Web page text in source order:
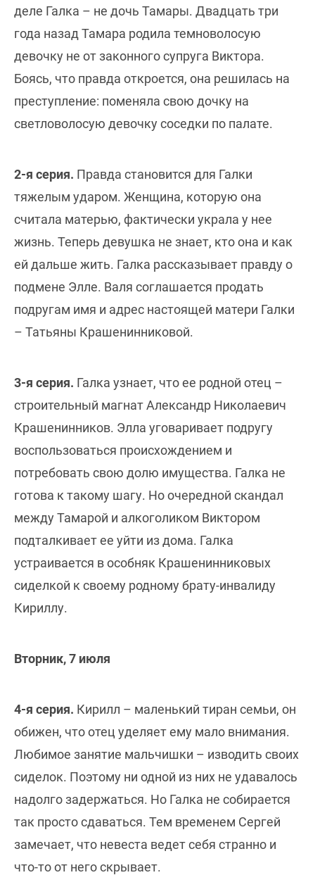
деле Галка – не дочь Тамары. Двадцать три
года назад Тамара родила темноволосую
девочку не от законного супруга Виктора.
Боясь, что правда откроется, она решилась на
преступление: поменяла свою дочку на
светловолосую девочку соседки по палате.
2-я серия. Правда становится для Галки
тяжелым ударом. Женщина, которую она
считала матерью, фактически украла у нее
жизнь. Теперь девушка не знает, кто она и как
ей дальше жить. Галка рассказывает правду о
подмене Элле. Валя соглашается продать
подругам имя и адрес настоящей матери Галки
– Татьяны Крашенинниковой.
3-я серия. Галка узнает, что ее родной отец –
строительный магнат Александр Николаевич
Крашенинников. Элла уговаривает подругу
воспользоваться происхождением и
потребовать свою долю имущества. Галка не
готова к такому шагу. Но очередной скандал
между Тамарой и алкоголиком Виктором
подталкивает ее уйти из дома. Галка
устраивается в особняк Крашенинниковых
сиделкой к своему родному брату-инвалиду
Кириллу.
Вторник, 7 июля
4-я серия. Кирилл – маленький тиран семьи, он
обижен, что отец уделяет ему мало внимания.
Любимое занятие мальчишки – изводить своих
сиделок. Поэтому ни одной из них не удавалось
надолго задержаться. Но Галка не собирается
так просто сдаваться. Тем временем Сергей
замечает, что невеста ведет себя странно и
что-то от него скрывает.